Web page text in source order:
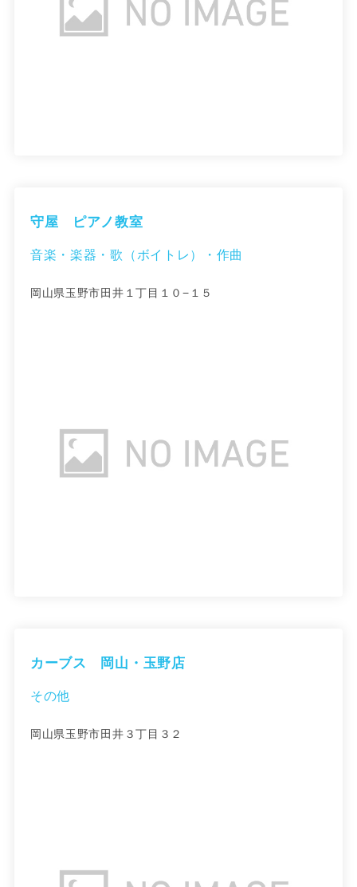
守屋 ピアノ教室
音楽・楽器・歌（ボイトレ）・作曲
岡山県玉野市田井１丁目１０−１５
カーブス 岡山・玉野店
その他
岡山県玉野市田井３丁目３２